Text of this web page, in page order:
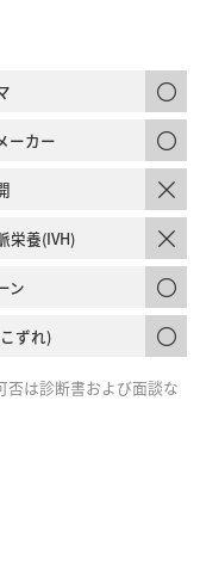
ーカー
栄養(IVH)
ン
ずれ)
は診断書および面談な